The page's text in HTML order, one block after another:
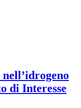
di Interesse